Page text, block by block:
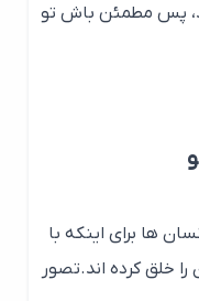
مطمئن باش تو
برای اینکه با
خلق کرده اند.تصور